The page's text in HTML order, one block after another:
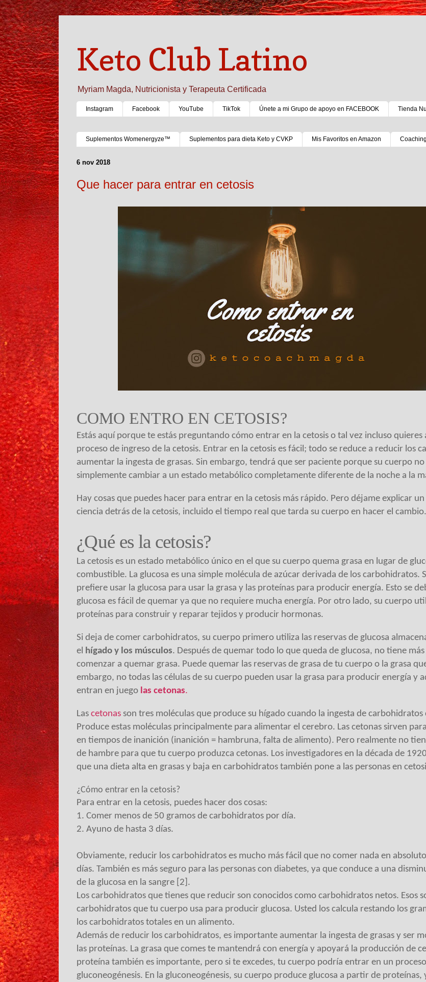
Keto Club Latino
Myriam Magda, Nutricionista y Terapeuta Certificada
Instagram Facebook YouTube TikTok Únete a mi Grupo de apoyo en FACEBOOK Tienda
Suplementos Womenergyze™ Suplementos para dieta Keto y CVKP Mis Favoritos en Amazon
6 nov 2018
Que hacer para entrar en cetosis
COMO ENTRO EN CETOSIS?
Estás aquí porque te estás preguntando cómo entrar en la cetosis o tal vez incluso quieres
proceso de ingreso de la cetosis. Entrar en la cetosis es fácil; todo se reduce a reducir los
aumentar la ingesta de grasas. Sin embargo, tendrá que ser paciente porque su cuerpo
simplemente cambiar a un estado metabólico completamente diferente de la noche a la
Hay cosas que puedes hacer para entrar en la cetosis más rápido. Pero déjame explicar
ciencia detrás de la cetosis, incluido el tiempo real que tarda su cuerpo en hacer el cambio.
¿Qué es la cetosis?
La cetosis es un estado metabólico único en el que su cuerpo quema grasa en lugar de
combustible. La glucosa es una simple molécula de azúcar derivada de los carbohidratos.
prefiere usar la glucosa para usar la grasa y las proteínas para producir energía. Esto se
glucosa es fácil de quemar ya que no requiere mucha energía. Por otro lado, su cuerpo
proteínas para construir y reparar tejidos y producir hormonas.
Si deja de comer carbohidratos, su cuerpo primero utiliza las reservas de glucosa
el hígado y los músculos. Después de quemar todo lo que queda de glucosa, no tiene
comenzar a quemar grasa. Puede quemar las reservas de grasa de tu cuerpo o la grasa
embargo, no todas las células de su cuerpo pueden usar la grasa para producir energía y
entran en juego las cetonas.
Las cetonas son tres moléculas que produce su hígado cuando la ingesta de carbohidratos
Produce estas moléculas principalmente para alimentar el cerebro. Las cetonas sirven
en tiempos de inanición (inanición = hambruna, falta de alimento). Pero realmente no
de hambre para que tu cuerpo produzca cetonas. Los investigadores en la década de
que una dieta alta en grasas y baja en carbohidratos también pone a las personas en
¿Cómo entrar en la cetosis?
Para entrar en la cetosis, puedes hacer dos cosas:
1. Comer menos de 50 gramos de carbohidratos por día.
2. Ayuno de hasta 3 días.
Obviamente, reducir los carbohidratos es mucho más fácil que no comer nada en
días. También es más seguro para las personas con diabetes, ya que conduce a una
de la glucosa en la sangre [2].
Los carbohidratos que tienes que reducir son conocidos como carbohidratos netos. Esos
carbohidratos que tu cuerpo usa para producir glucosa. Usted los calcula restando los
los carbohidratos totales en un alimento.
Además de reducir los carbohidratos, es importante aumentar la ingesta de grasas y ser
las proteínas. La grasa que comes te mantendrá con energía y apoyará la producción de
proteína también es importante, pero si te excedes, tu cuerpo podría entrar en un
gluconeogénesis. En la gluconeogénesis, su cuerpo produce glucosa a partir de proteínas,